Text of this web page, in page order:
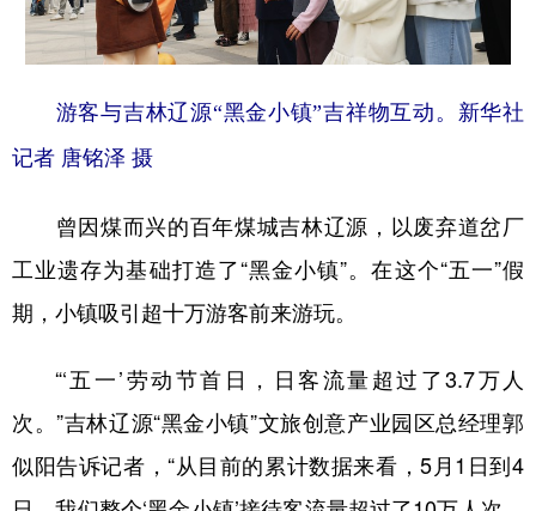
游客与吉林辽源“黑金小镇”吉祥物互动。新华社
记者 唐铭泽 摄
曾因煤而兴的百年煤城吉林辽源，以废弃道岔厂
工业遗存为基础打造了“黑金小镇”。在这个“五一”假
期，小镇吸引超十万游客前来游玩。
“‘五一’劳动节首日，日客流量超过了3.7万人
次。”吉林辽源“黑金小镇”文旅创意产业园区总经理郭
似阳告诉记者，“从目前的累计数据来看，5月1日到4